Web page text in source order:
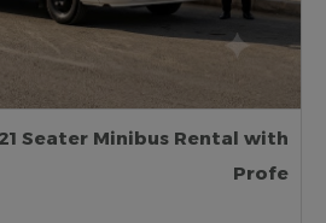
Seater Minibus Rental with
Profe